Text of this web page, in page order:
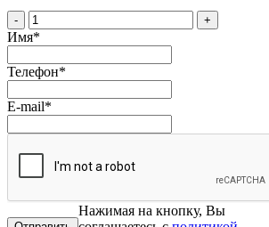
- +
Имя*
Телефон*
E-mail*
Нажимая на кнопку, Вы